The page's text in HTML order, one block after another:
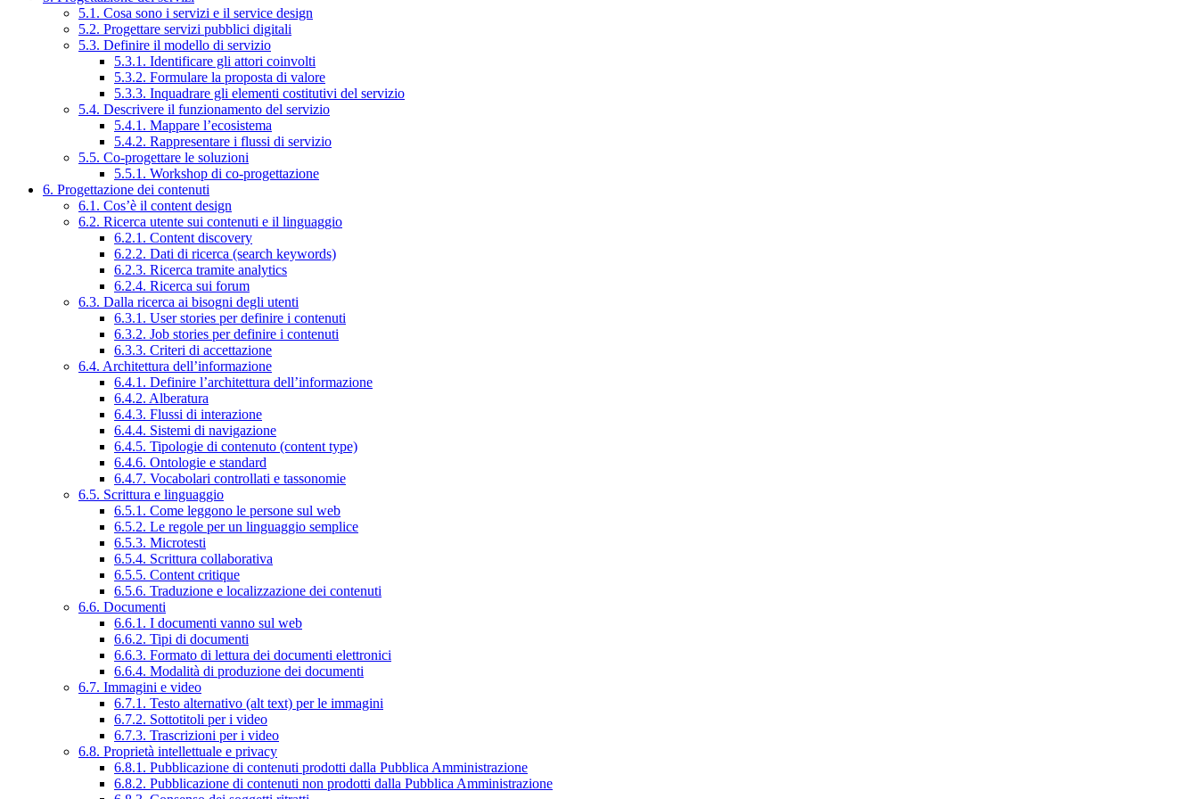
5.1. Cosa sono i servizi e il service design
5.2. Progettare servizi pubblici digitali
5.3. Definire il modello di servizio
5.3.1. Identificare gli attori coinvolti
5.3.2. Formulare la proposta di valore
5.3.3. Inquadrare gli elementi costitutivi del servizio
5.4. Descrivere il funzionamento del servizio
5.4.1. Mappare l’ecosistema
5.4.2. Rappresentare i flussi di servizio
5.5. Co-progettare le soluzioni
5.5.1. Workshop di co-progettazione
6. Progettazione dei contenuti
6.1. Cos’è il content design
6.2. Ricerca utente sui contenuti e il linguaggio
6.2.1. Content discovery
6.2.2. Dati di ricerca (search keywords)
6.2.3. Ricerca tramite analytics
6.2.4. Ricerca sui forum
6.3. Dalla ricerca ai bisogni degli utenti
6.3.1. User stories per definire i contenuti
6.3.2. Job stories per definire i contenuti
6.3.3. Criteri di accettazione
6.4. Architettura dell’informazione
6.4.1. Definire l’architettura dell’informazione
6.4.2. Alberatura
6.4.3. Flussi di interazione
6.4.4. Sistemi di navigazione
6.4.5. Tipologie di contenuto (content type)
6.4.6. Ontologie e standard
6.4.7. Vocabolari controllati e tassonomie
6.5. Scrittura e linguaggio
6.5.1. Come leggono le persone sul web
6.5.2. Le regole per un linguaggio semplice
6.5.3. Microtesti
6.5.4. Scrittura collaborativa
6.5.5. Content critique
6.5.6. Traduzione e localizzazione dei contenuti
6.6. Documenti
6.6.1. I documenti vanno sul web
6.6.2. Tipi di documenti
6.6.3. Formato di lettura dei documenti elettronici
6.6.4. Modalità di produzione dei documenti
6.7. Immagini e video
6.7.1. Testo alternativo (alt text) per le immagini
6.7.2. Sottotitoli per i video
6.7.3. Trascrizioni per i video
6.8. Proprietà intellettuale e privacy
6.8.1. Pubblicazione di contenuti prodotti dalla Pubblica Amministrazione
6.8.2. Pubblicazione di contenuti non prodotti dalla Pubblica Amministrazione